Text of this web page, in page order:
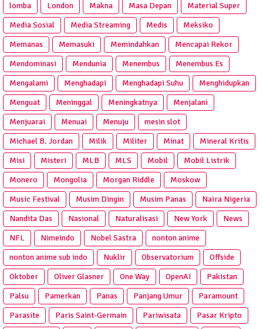
lomba
London Makna Masa Depan
Material Super
Media Sosial
Media Streaming Medis
Meksiko
Memanas
Memasuki Memindahkan
Mencapai Rekor
Mendominasi
Mendunia Menembus
Menembus Es
Mengalami
Menghadapi Menghadapi Suhu
Menghidupkan
Menguat
Meninggal Meningkatnya
Menjalani
Menjuarai
Menuai Menuju
mesin slot
Michael B. Jordan
Milik Militer Minat
Mineral Kritis
Misi
Misteri MLB MLS Mobil
Mobil Listrik
Monero
Mongolia Morgan Riddle
Moskow
Music Festival
Musim Dingin Musim Panas
Naira Nigeria
Nandita Das
Nasional Naturalisasi New York
News
NFL
Nimeindo Nobel Sastra
nonton anime
nonton anime sub indo
Nuklir Observatorium
Offside
Oktober
Oliver Glasner One Way OpenAI
Pakistan
Palsu
Pamerkan Panas Panjang Umur
Paramount
Parasite
Paris Saint-Germain Pariwisata
Pasar Kripto